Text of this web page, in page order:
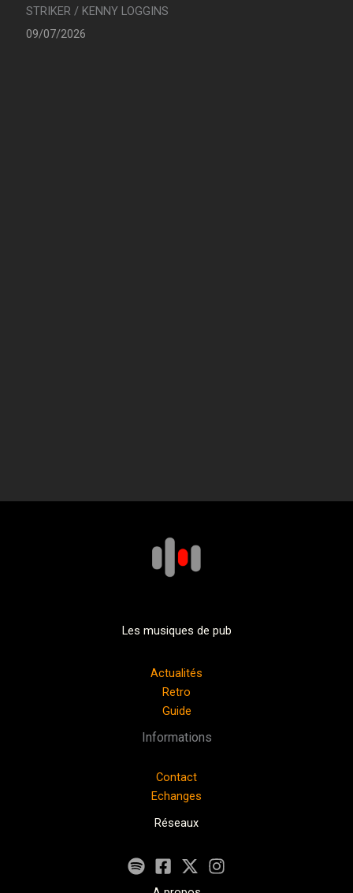
STRIKER / KENNY LOGGINS
09/07/2026
Les musiques de pub
Actualités
Retro
Guide
Informations
Contact
Echanges
Réseaux